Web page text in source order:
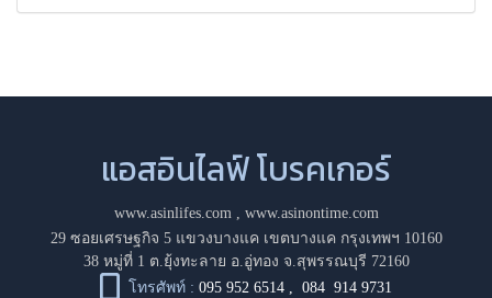
แอสอินไลฟ์ โบรคเกอร์
www.asinlifes.com, www.asinontime.com
29 ซอยเศรษฐกิจ 5 แขวงบางแค เขตบางแค กรุงเทพฯ 10160
38 หมู่ที่ 1 ต.ยุ้งทะลาย อ.อู่ทอง จ.สุพรรณบุรี 72160
โทรศัพท์ : 095 952 6514 ,084 914 9731